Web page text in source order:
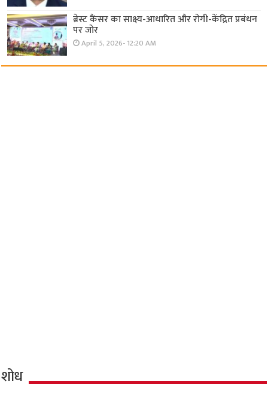
ब्रेस्ट कैंसर का साक्ष्य-आधारित और रोगी-केंद्रित प्रबंधन
पर जोर
April 5, 2026- 12:20 AM
शोध